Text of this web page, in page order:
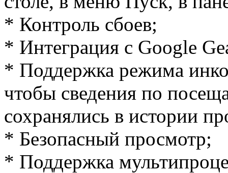
* Контроль сбоев;
* Интеграция с Google
* Поддержка режима
чтобы сведения по
сохранялись в истории
* Безопасный просмотр;
* Поддержка